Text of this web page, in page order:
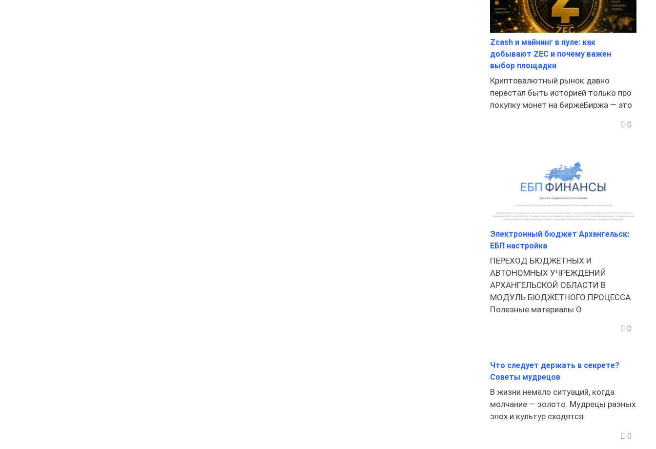
Zcash и майнинг в пуле: как
добывают ZEC и почему важен
выбор площадки
Криптовалютный рынок давно
перестал быть историей только про
покупку монет на биржеБиржа — это
0
Электронный бюджет Архангельск:
ЕБП настройка
ПЕРЕХОД БЮДЖЕТНЫХ И
АВТОНОМНЫХ УЧРЕЖДЕНИЙ
АРХАНГЕЛЬСКОЙ ОБЛАСТИ В
МОДУЛЬ БЮДЖЕТНОГО ПРОЦЕССА
Полезные материалы О
0
Что следует держать в секрете?
Советы мудрецов
В жизни немало ситуаций, когда
молчание — золото. Мудрецы разных
эпох и культур сходятся
0